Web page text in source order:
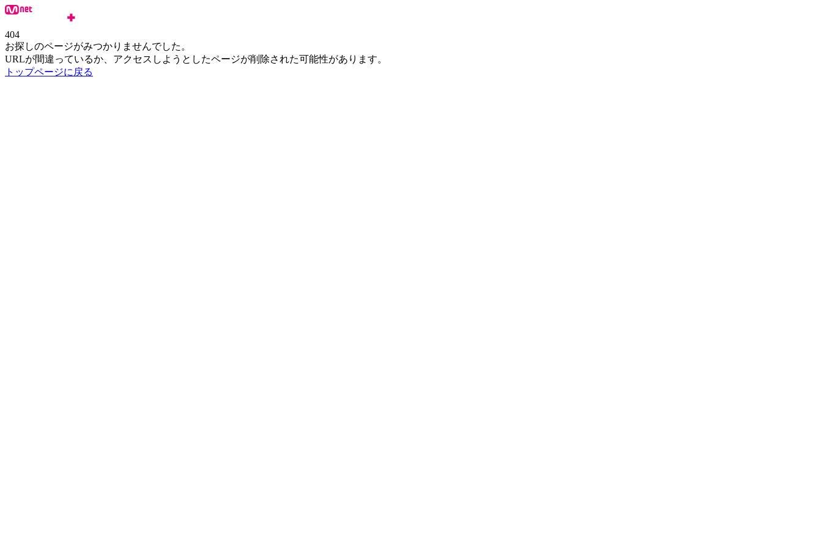
404
お探しのページがみつかりませんでした。
URLが間違っているか、アクセスしようとしたページが削除された可能性があります。
トップページに戻る